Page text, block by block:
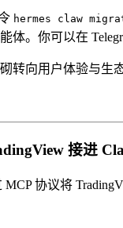
hermes claw
体。你可以在
转向用户体验与生
接进
MCP 协议将